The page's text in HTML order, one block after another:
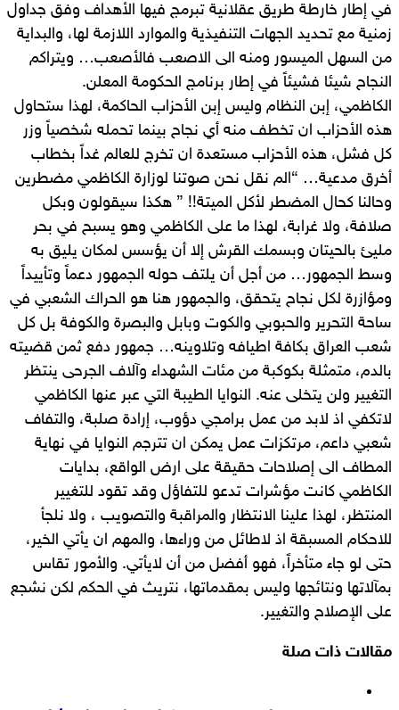
في إطار خارطة طريق عقلانية تبرمج فيها الأهداف وفق جداول
زمنية مع تحديد الجهات التنفيذية والموارد اللازمة لها، والبداية
من السهل الميسور ومنه الى الاصعب فالأصعب… ويتراكم
النجاح شيئا فشيئاً في إطار برنامج الحكومة المعلن.
الكاظمي، إبن النظام وليس إبن الأحزاب الحاكمة، لهذا ستحاول
هذه الأحزاب ان تخطف منه أي نجاح بينما تحمله شخصياً وزر
كل فشل، هذه الأحزاب مستعدة ان تخرج للعالم غداً بخطاب
أخرق مدعية… “الم نقل نحن صوتنا لوزارة الكاظمي مضطرين
وحالنا كحال المضطر لأكل الميتة!! ” هكذا سيقولون وبكل
صلافة، ولا غرابة، لهذا ما على الكاظمي وهو يسبح في بحر
مليئ بالحيتان وبسمك القرش إلا أن يؤسس لمكان يليق به
وسط الجمهور… من أجل أن يلتف حوله الجمهور دعماً وتأييداً
ومؤازرة لكل نجاح يتحقق، والجمهور هنا هو الحراك الشعبي في
ساحة التحرير والحبوبي والكوت وبابل والبصرة والكوفة بل كل
شعب العراق بكافة اطيافه وتلاوينه… جمهور دفع ثمن قضيته
بالدم، متمثلة بكوكبة من مئات الشهداء وآلاف الجرحى ينتظر
التغيير ولن يتخلى عنه. النوايا الطيبة التي عبر عنها الكاظمي
لاتكفي اذ لابد من عمل برامجي دؤوب، إرادة صلبة، والتفاف
شعبي داعم، مرتكزات عمل يمكن ان تترجم النوايا في نهاية
المطاف الى إصلاحات حقيقة على ارض الواقع، بدايات
الكاظمي كانت مؤشرات تدعو للتفاؤل وقد تقود للتغيير
المنتظر، لهذا علينا الانتظار والمراقبة والتصويب ، ولا نلجأ
للاحكام المسبقة اذ لاطائل من وراءها، والمهم ان يأتي الخير،
حتى لو جاء متأخراً، فهو أفضل من أن لايأتي. والأمور تقاس
بمآلاتها ونتائجها وليس بمقدماتها، نتريث في الحكم لكن نشجع
على الإصلاح والتغيير.
مقالات ذات صلة